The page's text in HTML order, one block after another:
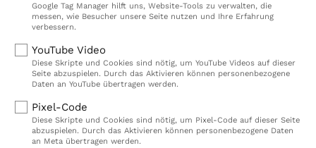
Prävention
Karriere
VITREA Deutschland
IMPRESSUM
HINWEISGEBERSYSTEM
AUFSICHTSBEHÖRDEN
Google Tag Manager hilft uns, Website-Tools zu verwalten, die
messen, wie Besucher unsere Seite nutzen und Ihre Erfahrung
verbessern.
YouTube Video
Diese Skripte und Cookies sind nötig, um YouTube Videos auf dieser
Seite abzuspielen. Durch das Aktivieren können personenbezogene
Daten an YouTube übertragen werden.
Pixel-Code
Diese Skripte und Cookies sind nötig, um Pixel-Code auf dieser Seite
abzuspielen. Durch das Aktivieren können personenbezogene Daten
an Meta übertragen werden.